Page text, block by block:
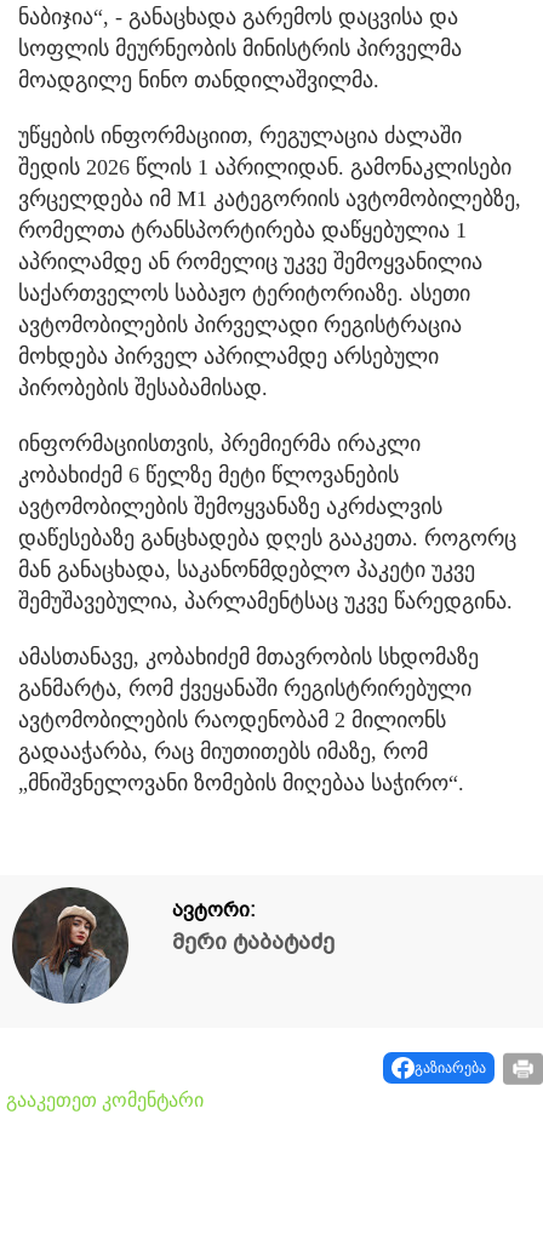
ნაბიჯია“, - განაცხადა გარემოს დაცვისა და
სოფლის მეურნეობის მინისტრის პირველმა
მოადგილე ნინო თანდილაშვილმა.
უწყების ინფორმაციით, რეგულაცია ძალაში
შედის 2026 წლის 1 აპრილიდან. გამონაკლისები
ვრცელდება იმ M1 კატეგორიის ავტომობილებზე,
რომელთა ტრანსპორტირება დაწყებულია 1
აპრილამდე ან რომელიც უკვე შემოყვანილია
საქართველოს საბაჟო ტერიტორიაზე. ასეთი
ავტომობილების პირველადი რეგისტრაცია
მოხდება პირველ აპრილამდე არსებული
პირობების შესაბამისად.
ინფორმაციისთვის, პრემიერმა ირაკლი
კობახიძემ 6 წელზე მეტი წლოვანების
ავტომობილების შემოყვანაზე აკრძალვის
დაწესებაზე განცხადება დღეს გააკეთა. როგორც
მან განაცხადა, საკანონმდებლო პაკეტი უკვე
შემუშავებულია, პარლამენტსაც უკვე წარედგინა.
ამასთანავე, კობახიძემ მთავრობის სხდომაზე
განმარტა, რომ ქვეყანაში რეგისტრირებული
ავტომობილების რაოდენობამ 2 მილიონს
გადააჭარბა, რაც მიუთითებს იმაზე, რომ
„მნიშვნელოვანი ზომების მიღებაა საჭირო“.
ავტორი:
მერი ტაბატაძე
გაზიარება
გააკეთეთ კომენტარი